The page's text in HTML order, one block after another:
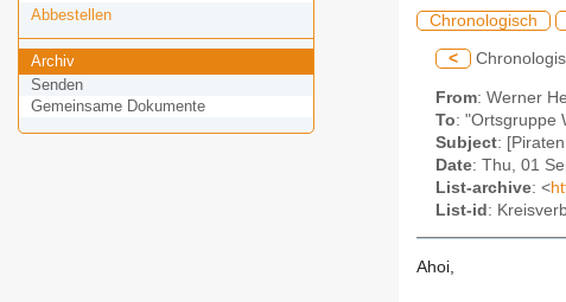
Abbestellen
Archiv
Senden
Gemeinsame Dokumente
Chronologisch
<
From: Werner
To: "Ortsgruppe
Subject:
Date: Thu, 01
List-archive: <
List-id :
Ahoi,